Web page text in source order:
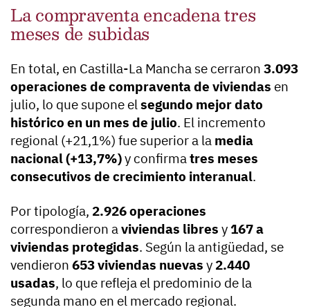
La compraventa encadena tres
meses de subidas
En total, en Castilla-La Mancha se cerraron 3.093
operaciones de compraventa de viviendas en
julio, lo que supone elsegundo mejor dato
histórico en un mes de julio. El incremento
regional (+21,1%) fue superior a la media
nacional (+13,7%)y confirmatres meses
consecutivos de crecimiento interanual.
Por tipología, 2.926 operaciones
correspondieron aviviendas libres y 167 a
viviendas protegidas. Según la antigüedad, se
vendieron 653 viviendas nuevas y 2.440
usadas, lo que refleja el predominio de la
segunda mano en el mercado regional.